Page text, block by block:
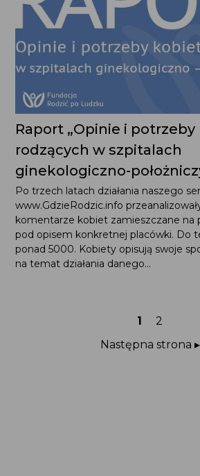
Raport „Opinie i
rodzących w szpitalach
ginekologiczno-
Po trzech latach działania naszego
www.GdzieRodzic.info
komentarze kobiet zamieszczane na
pod opisem konkretnej placówki. Do
ponad 5000. Kobiety opisują swoje
na temat działania danego...
Strona
1 Strona
2
Następna strona ▸